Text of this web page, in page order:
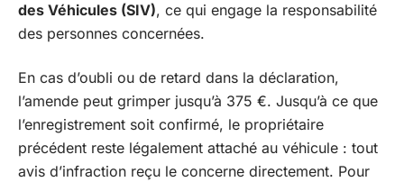
des Véhicules (SIV), ce qui engage la responsabilité
des personnes concernées.
En cas d’oubli ou de retard dans la déclaration,
l’amende peut grimper jusqu’à 375 €. Jusqu’à ce que
l’enregistrement soit confirmé, le propriétaire
précédent reste légalement attaché au véhicule : tout
avis d’infraction reçu le concerne directement. Pour